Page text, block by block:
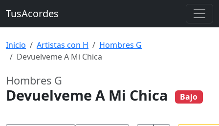
TusAcordes
Inicio Artistas con H
Hombres G
Devuelveme A Mi Chica
Hombres G
Devuelveme A Mi Chica Bajo